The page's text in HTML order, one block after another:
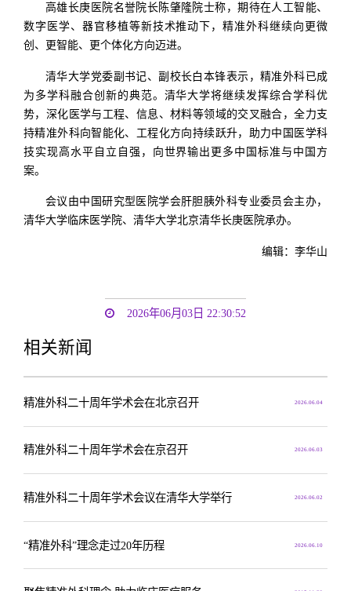
高雄长庚医院名誉院长陈肇隆院士称，期待在人工智能、
数字医学、器官移植等新技术推动下，精准外科继续向更微
创、更智能、更个体化方向迈进。
清华大学党委副书记、副校长白本锋表示，精准外科已成
为多学科融合创新的典范。清华大学将继续发挥综合学科优
势，深化医学与工程、信息、材料等领域的交叉融合，全力支
持精准外科向智能化、工程化方向持续跃升，助力中国医学科
技实现高水平自立自强，向世界输出更多中国标准与中国方
案。
会议由中国研究型医院学会肝胆胰外科专业委员会主办，
清华大学临床医学院、清华大学北京清华长庚医院承办。
编辑：李华山
2026年06月03日 22:30:52
相关新闻
2026.06.04
精准外科二十周年学术会在北京召开
2026.06.03
精准外科二十周年学术会在京召开
2026.06.02
精准外科二十周年学术会议在清华大学举行
2026.06.10
“精准外科”理念走过20年历程